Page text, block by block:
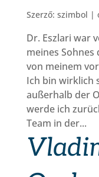
Szerző: szimbol |
Dr. Eszlari war
meines
von meinem
Ich bin wirklich
außerhalb der
werde ich
Team in der...